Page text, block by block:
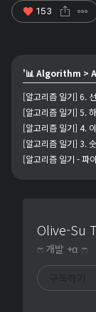
153
'📊 Algorithm >
[알고리즘 일기] 6.
[알고리즘 일기] 5.
[알고리즘 일기] 4.
[알고리즘 일기] 3.
[알고리즘 일기 - 파
Olive-Su
ෆ 개발 +α ෆ